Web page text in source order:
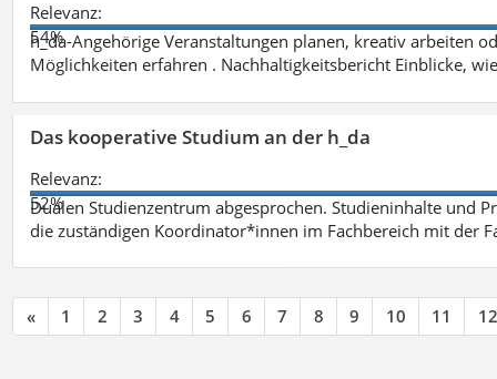
Relevanz:
54%
h_da-Angehörige Veranstaltungen planen, kreativ arbeiten
Möglichkeiten erfahren . Nachhaltigkeitsbericht Einblicke,
Das kooperative Studium an der h_da
Relevanz:
52%
Dualen Studienzentrum abgesprochen. Studieninhalte und
die zuständigen Koordinator*innen im Fachbereich mit der
« 1 2 3 4 5 6 7 8 9 10 11 12